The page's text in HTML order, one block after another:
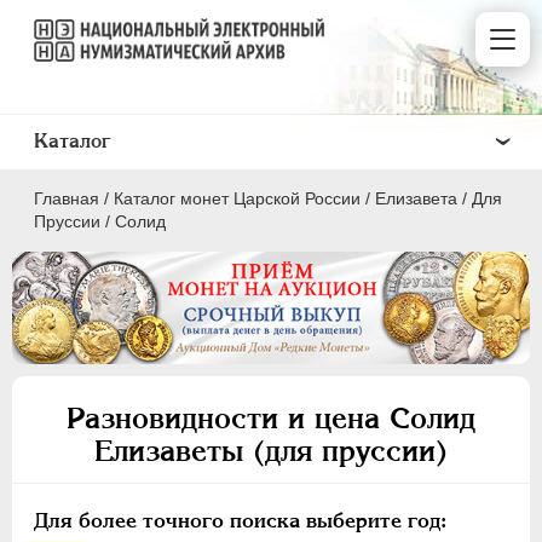
Главная / Каталог монет Царской России / Елизавета / Для
Пруссии / Солид
Разновидности и цена Солид
Елизаветы (для пруссии)
Для более точного поиска выберите год:
Каталог
ПEТР I 1699 - 1725
ПЕТР II 1727-1729
АННА ИОАННОВНА 1730-1740
ЕЛИЗАВЕТА 1741-1762